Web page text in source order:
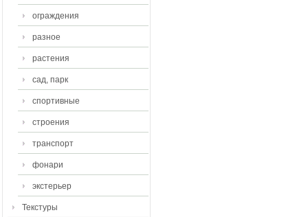
ограждения
разное
растения
сад, парк
спортивные
строения
транспорт
фонари
экстерьер
Текстуры